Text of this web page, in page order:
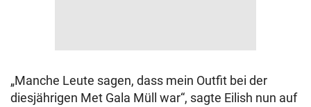
„Manche Leute sagen, dass mein Outfit bei der
diesjährigen Met Gala Müll war“, sagte Eilish nun auf